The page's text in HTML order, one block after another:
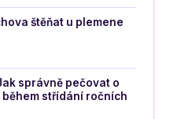
štěňat u plemene
správně pečovat o
střídání ročních